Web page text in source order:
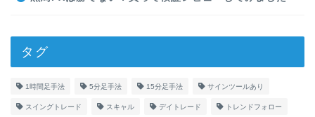
タグ
1時間足手法 5分足手法 15分足手法 サインツールあり
スイングトレード スキャル デイトレード トレンドフォロー